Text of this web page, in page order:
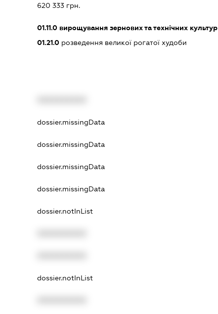
620 333 грн.
01.11.0 вирощування зернових та технічних культур
01.21.0 розведення великої рогатої худоби
dossier.missingData
dossier.missingData
dossier.missingData
dossier.missingData
dossier.notInList
dossier.notInList